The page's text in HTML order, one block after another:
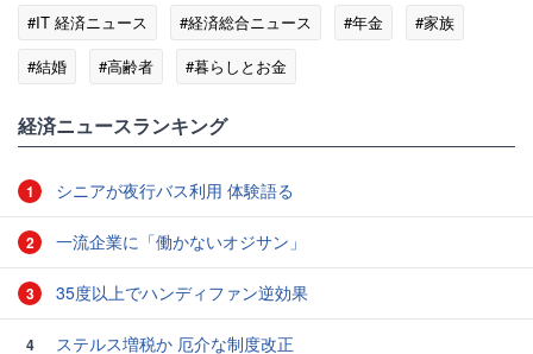
#IT 経済ニュース #経済総合ニュース #年金
#家族
#結婚
#高齢者 #暮らしとお金
経済ニュースランキング
1 シニアが夜行バス利用 体験語る
2 一流企業に「働かないオジサン」
3 35度以上でハンディファン逆効果
4 ステルス増税か 厄介な制度改正